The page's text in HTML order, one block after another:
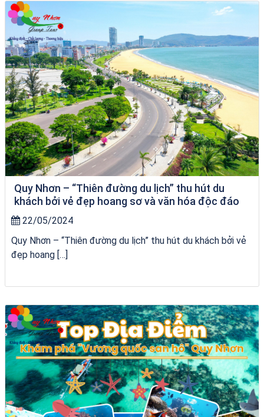
Khách sạn Alicia Phú Yên
Quy Nhơn – “Thiên đường du lịch” thu hút du
khách bởi vẻ đẹp hoang sơ và văn hóa độc đáo
22/05/2024
Quy Nhơn – “Thiên đường du lịch” thu hút du khách bởi vẻ
đẹp hoang […]
Khách sạn Alicia Phú Yên